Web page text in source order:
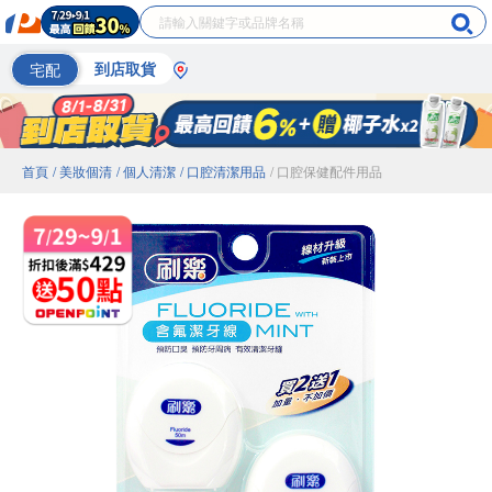
宅配 到店取貨
首頁 / 美妝個清 / 個人清潔 / 口腔清潔用品 / 口腔保健配件用品